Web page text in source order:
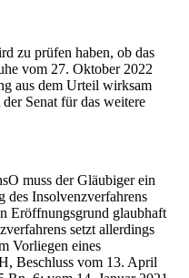
prüfen haben, ob das
vom 27. Oktober 2022
aus dem Urteil wirksam
Senat für das weitere
muss der Gläubiger ein
des Insolvenzverfahrens
Eröffnungsgrund glaubhaft
setzt allerdings
Vorliegen eines
Beschluss vom 13. April